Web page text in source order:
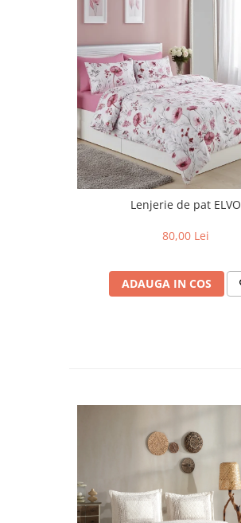
Lenjerie de pat ELVO
80,00 Lei
ADAUGA IN COS